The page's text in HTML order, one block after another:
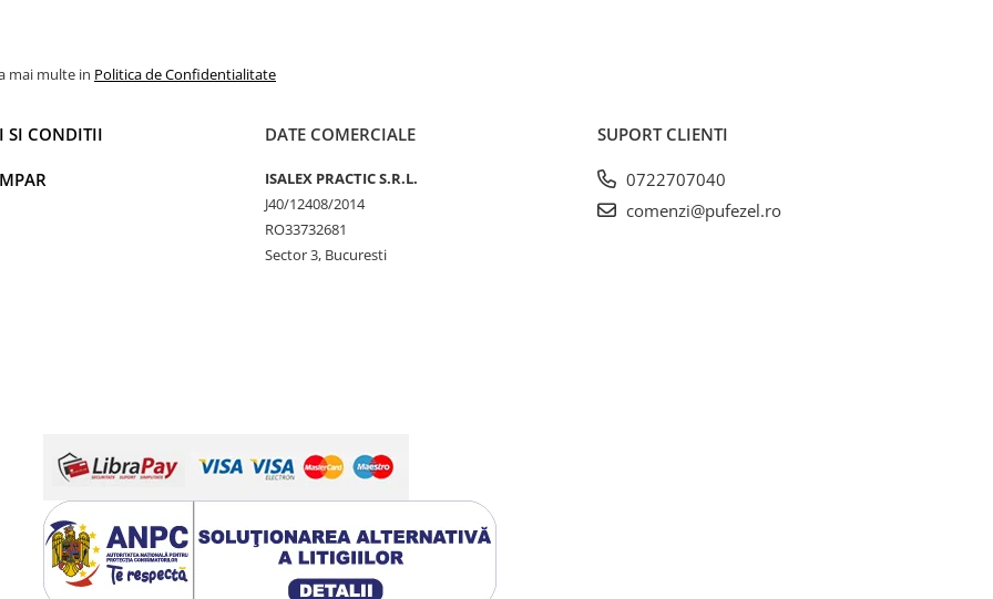
mai multe in Politica de Confidentialitate
SI CONDITII DATE COMERCIALE
ISALEX PRACTIC S.R.L.
J40/12408/2014
RO33732681
Sector 3, Bucuresti
SUPORT CLIENTI
0722707040
comenzi@pufezel.ro